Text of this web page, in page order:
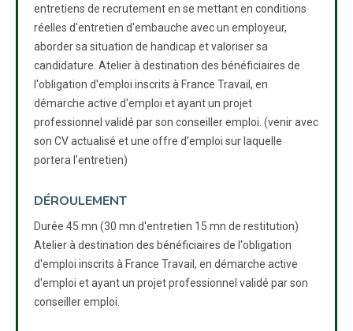
entretiens de recrutement en se mettant en conditions
réelles d'entretien d'embauche avec un employeur,
aborder sa situation de handicap et valoriser sa
candidature. Atelier à destination des bénéficiaires de
l'obligation d'emploi inscrits à France Travail, en
démarche active d'emploi et ayant un projet
professionnel validé par son conseiller emploi. (venir avec
son CV actualisé et une offre d'emploi sur laquelle
portera l'entretien)
DÉROULEMENT
Durée 45 mn (30 mn d'entretien 15 mn de restitution)
Atelier à destination des bénéficiaires de l'obligation
d'emploi inscrits à France Travail, en démarche active
d'emploi et ayant un projet professionnel validé par son
conseiller emploi.